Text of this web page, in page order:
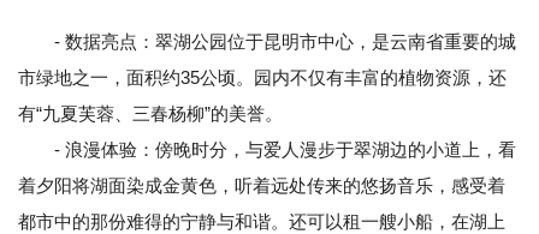
- 数据亮点：翠湖公园位于昆明市中心，是云南省重要的城
市绿地之一，面积约35公顷。园内不仅有丰富的植物资源，还
有“九夏芙蓉、三春杨柳”的美誉。
- 浪漫体验：傍晚时分，与爱人漫步于翠湖边的小道上，看
着夕阳将湖面染成金黄色，听着远处传来的悠扬音乐，感受着
都市中的那份难得的宁静与和谐。还可以租一艘小船，在湖上